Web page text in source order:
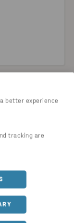
better experience
tracking are